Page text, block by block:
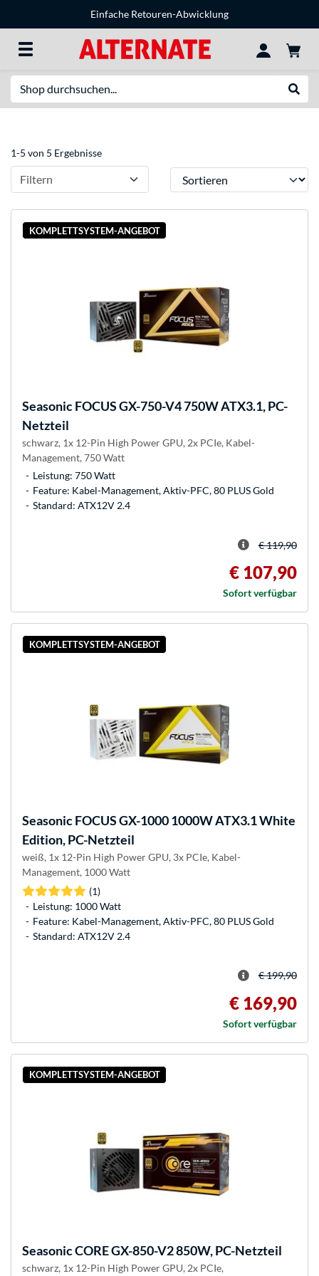
Einfache Retouren-Abwicklung
1-5 von 5 Ergebnisse
Filtern Sortieren
KOMPLETTSYSTEM-ANGEBOT
SeasonicFOCUS GX-750-V4 750W ATX3.1, PC-
Netzteil
schwarz, 1x 12-Pin High Power GPU, 2x PCIe, Kabel-
Management, 750 Watt
Leistung: 750 Watt
Feature: Kabel-Management, Aktiv-PFC, 80 PLUS Gold
Standard: ATX12V 2.4
€ 119,90
€ 107,90
Sofort verfügbar
KOMPLETTSYSTEM-ANGEBOT
SeasonicFOCUS GX-1000 1000W ATX3.1 White
Edition, PC-Netzteil
weiß, 1x 12-Pin High Power GPU, 3x PCIe, Kabel-
Management, 1000 Watt
(1)
Leistung: 1000 Watt
Feature: Kabel-Management, Aktiv-PFC, 80 PLUS Gold
Standard: ATX12V 2.4
€ 199,90
€ 169,90
Sofort verfügbar
KOMPLETTSYSTEM-ANGEBOT
SeasonicCORE GX-850-V2 850W, PC-Netzteil
schwarz, 1x 12-Pin High Power GPU, 2x PCIe,